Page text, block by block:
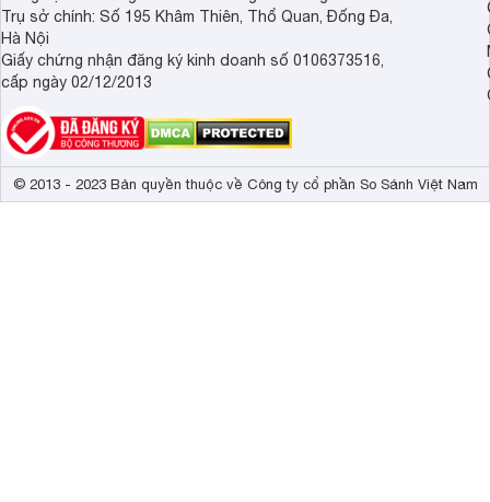
Trụ sở chính: Số 195 Khâm Thiên, Thổ Quan, Đống Đa,
Hà Nội
Giấy chứng nhận đăng ký kinh doanh số 0106373516,
cấp ngày 02/12/2013
© 2013 - 2023 Bản quyền thuộc về Công ty cổ phần So Sánh Việt Nam